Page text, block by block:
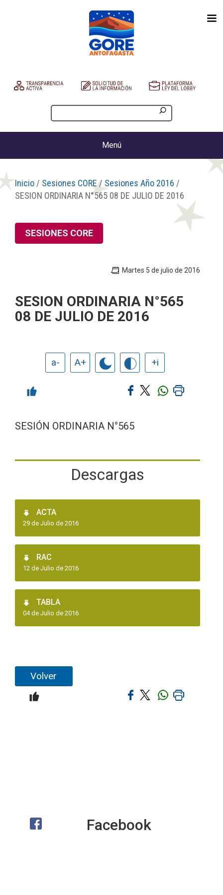
Menú
Inicio / Sesiones CORE/ Sesiones Año 2016 /
SESION ORDINARIA N°565 08 DE JULIO DE 2016
SESIONES CORE
Martes 5 de julio de 2016
SESION ORDINARIA N°565
08 DE JULIO DE 2016
a- A+ +i
SESIÓN ORDINARIA N°565
Descargas
ACTA
29 de Julio de 2016
RAC
12 de Julio de 2016
TABLA
04 de Julio de 2016
Volver
Facebook